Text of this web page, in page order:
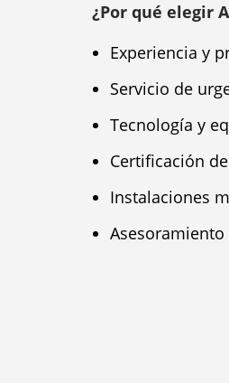
¿Por qué elegir
Experiencia y
Servicio de
Tecnología y
Certificación
Instalaciones